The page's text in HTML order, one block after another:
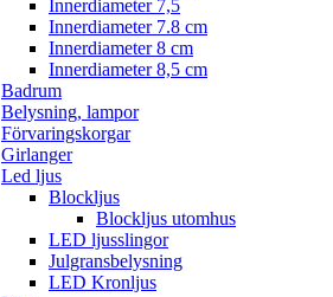
Innerdiameter 7,5
Innerdiameter 7.8 cm
Innerdiameter 8 cm
Innerdiameter 8,5 cm
Badrum
Belysning, lampor
Förvaringskorgar
Girlanger
Led ljus
Blockljus
Blockljus utomhus
LED ljusslingor
Julgransbelysning
LED Kronljus